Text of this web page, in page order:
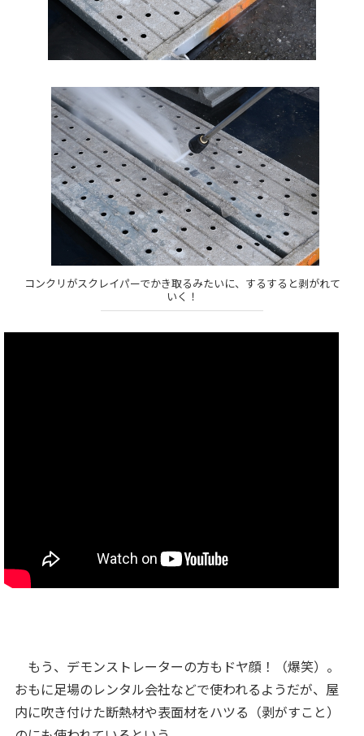
コンクリがスクレイパーでかき取るみたいに、するすると剥がれて
いく！
もう、デモンストレーターの方もドヤ顔！（爆笑）。
おもに足場のレンタル会社などで使われるようだが、屋
内に吹き付けた断熱材や表面材をハツる（剥がすこと）